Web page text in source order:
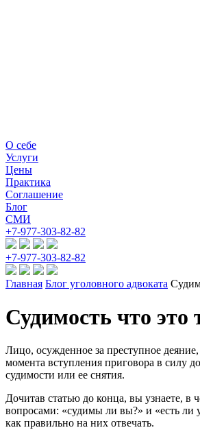
О себе
Услуги
Цены
Практика
Соглашение
Блог
СМИ
+7-977-303-82-82
+7-977-303-82-82
Главная Блог уголовного адвоката
Судимость что это
Лицо, осужденное за преступное
момента вступления приговора в силу
судимости или ее снятия.
Дочитав статью до конца, вы узнаете, в
вопросами: «судимы ли вы?» и «есть ли
как правильно на них отвечать.